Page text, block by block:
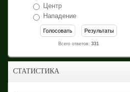
Центр
Нападение
Всего ответов: 331
СТАТИСТИКА